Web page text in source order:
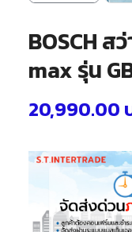
BOSCH ส
max รุ่น
20,990.00